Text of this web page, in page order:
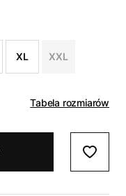
XL XXL
Tabela rozmiarów